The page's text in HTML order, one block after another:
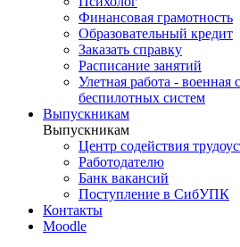
Финансовая грамотность
Образовательный кредит
Заказать справку
Расписание занятий
Улетная работа - военная
беспилотных систем
Выпускникам
Выпускникам
Центр содействия
Работодателю
Банк вакансий
Поступление в СибУПК
Контакты
Moodle